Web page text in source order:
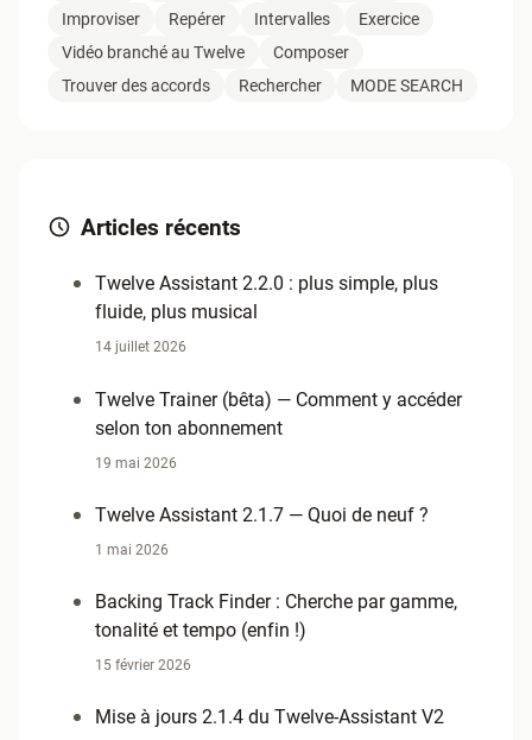
Improviser
Repérer Intervalles
Exercice
Vidéo branché au Twelve
Composer
Trouver des accords
Rechercher MODE SEARCH
Articles récents
Twelve Assistant 2.2.0 : plus simple, plus
fluide, plus musical
14 juillet 2026
Twelve Trainer (bêta) — Comment y accéder
selon ton abonnement
19 mai 2026
Twelve Assistant 2.1.7 — Quoi de neuf ?
1 mai 2026
Backing Track Finder : Cherche par gamme,
tonalité et tempo (enfin !)
15 février 2026
Mise à jours 2.1.4 du Twelve-Assistant V2